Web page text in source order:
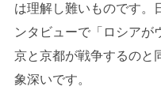
は理解し難いものです。
ンタビューで「ロシアが
京と京都が戦争するのと
象深いです。